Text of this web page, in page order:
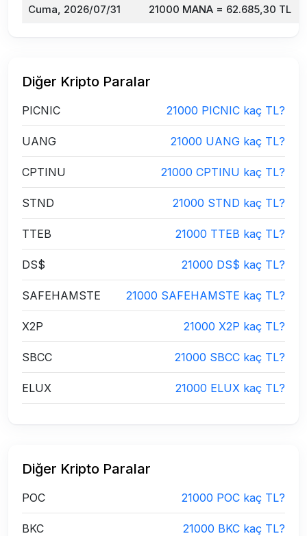
Cuma, 2026/07/31 21000 MANA = 62.685,30 TL
Diğer Kripto Paralar
PICNIC 21000 PICNIC kaç TL?
UANG 21000 UANG kaç TL?
CPTINU 21000 CPTINU kaç TL?
STND 21000 STND kaç TL?
TTEB 21000 TTEB kaç TL?
DS$ 21000 DS$ kaç TL?
SAFEHAMSTE 21000 SAFEHAMSTE kaç TL?
X2P 21000 X2P kaç TL?
SBCC 21000 SBCC kaç TL?
ELUX 21000 ELUX kaç TL?
Diğer Kripto Paralar
POC 21000 POC kaç TL?
BKC 21000 BKC kaç TL?